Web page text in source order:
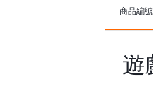
商品編
遊